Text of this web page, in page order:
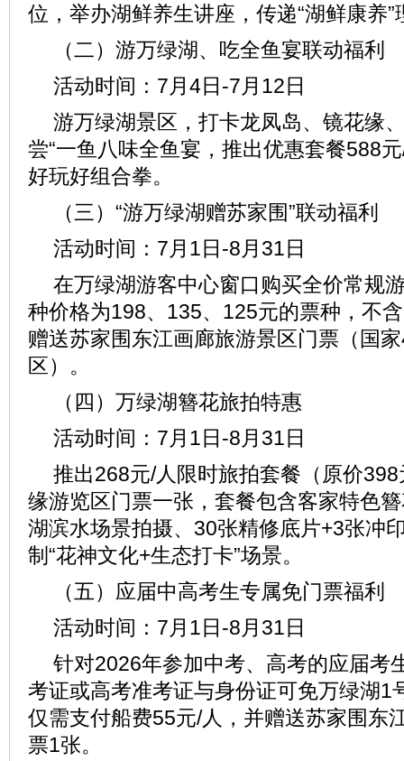
位，举办湖鲜养生讲座，传递“湖鲜康养”
（二）游万绿湖、吃全鱼宴联动福利
活动时间：7月4日-7月12日
游万绿湖景区，打卡龙凤岛、镜花缘
尝“一鱼八味全鱼宴，推出优惠套餐588
好玩好组合拳。
（三）“游万绿湖赠苏家围”联动福利
活动时间：7月1日-8月31日
在万绿湖游客中心窗口购买全价常规
种价格为198、135、125元的票种，不
赠送苏家围东江画廊旅游景区门票（国
区）。
（四）万绿湖簪花旅拍特惠
活动时间：7月1日-8月31日
推出268元/人限时旅拍套餐（原价
缘游览区门票一张，套餐包含客家特色
湖滨水场景拍摄、30张精修底片+3张冲
制“花神文化+生态打卡”场景。
（五）应届中高考生专属免门票福利
活动时间：7月1日-8月31日
针对2026年参加中考、高考的应届考
考证或高考准考证与身份证可免万绿湖1
仅需支付船费55元/人，并赠送苏家围东
票1张。